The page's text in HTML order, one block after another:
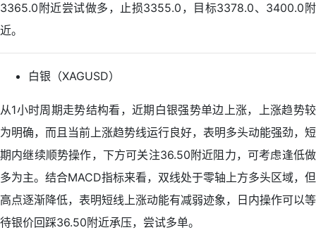
3365.0附近尝试做多，止损3355.0，目标3378.0、3400.0附
近。
白银（XAGUSD）
从1小时周期走势结构看，近期白银强势单边上涨，上涨趋势较
为明确，而且当前上涨趋势线运行良好，表明多头动能强劲，短
期内继续顺势操作，下方可关注36.50附近阻力，可考虑逢低做
多为主。结合MACD指标来看，双线处于零轴上方多头区域，但
高点逐渐降低，表明短线上涨动能有减弱迹象，日内操作可以等
待银价回踩36.50附近承压，尝试多单。